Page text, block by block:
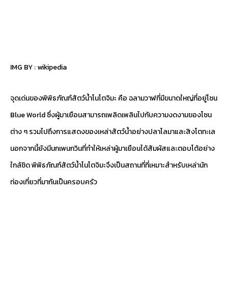
IMG BY :wikipedia
จุดเด่นของพิพิธภัณฑ์สัตว์น้ำโนโตจิมะ คือ ฉลามวาฬที่มีขนาดใหญ่ที่อยู่โซน
Blue World ซึ่งผู้มาเยือนสามารถเพลิดเพลินไปกับความงดงามของโซน
ต่าง ๆ รวมไปถึงการแสดงของเหล่าสัตว์น้ำอย่างปลาโลมาและสิงโตทะเล
นอกจากนี้ยังมีนกเพนกวินที่ทำให้เหล่าผู้มาเยือนได้สัมผัสและตอบโต้อย่าง
ใกล้ชิด พิพิธภัณฑ์สัตว์น้ำโนโตจิมะจึงเป็นสถานที่ที่เหมาะสำหรับเหล่านัก
ท่องเที่ยวที่มากันเป็นครอบครัว